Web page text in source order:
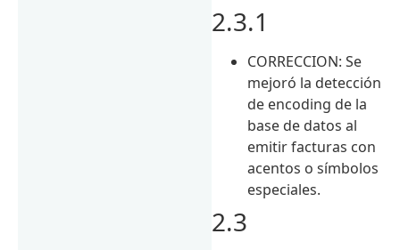
2.3.1
CORRECCION: Se
mejoró la detección
de encoding de la
base de datos al
emitir facturas con
acentos o símbolos
especiales.
2.3